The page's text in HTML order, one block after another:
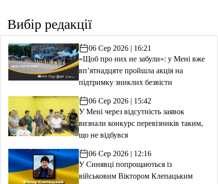
Вибір редакції
06 Сер 2026 | 16:21
«Щоб про них не забули»: у Мені вже
вп’ятнадцяте пройшла акція на
підтримку зниклих безвісти
06 Сер 2026 | 15:42
У Мені через відсутність заявок
визнали конкурс перевізників таким,
що не відбувся
06 Сер 2026 | 12:16
У Синявці попрощаються із
військовим Віктором Клепацьким